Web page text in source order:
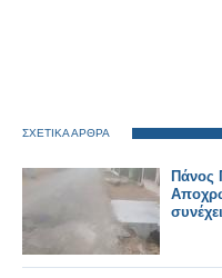
ΣΧΕΤΙΚΑ ΑΡΘΡΑ
Πάνος